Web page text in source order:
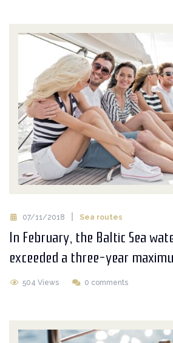
07/11/2018 Sea routes
In February, the Baltic Sea
exceeded a three-year
504 Views 0 comments